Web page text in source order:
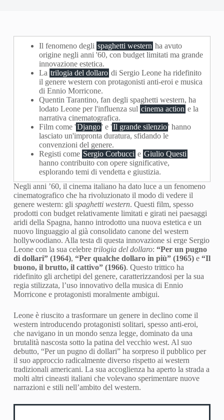
Il fenomeno degli spaghetti western ha avuto
origine negli anni '60, con budget limitati ma grande
innovazione estetica.
La trilogia del dollaro di Sergio Leone ha ridefinito
il genere western con protagonisti anti-eroi e musica
di Ennio Morricone.
Quentin Tarantino, fan degli spaghetti western, ha
lodato Leone per l'influenza sul cinema action e la
narrativa cinematografica.
Film come 'Django' e 'Il grande silenzio' hanno
lasciato un'impronta duratura, sfidando le
convenzioni del genere.
Registi come Sergio Corbucci e Giulio Questi
hanno contribuito con opere significative,
esplorando temi di vendetta e giustizia.
Negli anni ’60, il cinema italiano ha dato luce a un fenomeno
cinematografico che ha rivoluzionato il modo di vedere il
genere western: gli spaghetti western. Questi film, spesso
prodotti con budget relativamente limitati e girati nei paesaggi
aridi della Spagna, hanno introdotto una nuova estetica e un
nuovo linguaggio al già consolidato canone del western
hollywoodiano. Alla testa di questa innovazione si erge Sergio
Leone con la sua celebre trilogia del dollaro: “Per un pugno
di dollari” (1964), “Per qualche dollaro in più” (1965)e “Il
buono, il brutto, il cattivo” (1966). Questo trittico ha
ridefinito gli archetipi del genere, caratterizzandosi per la sua
regia stilizzata, l’uso innovativo della musica di Ennio
Morricone e protagonisti moralmente ambigui.
Leone è riuscito a trasformare un genere in declino come il
western introducendo protagonisti solitari, spesso anti-eroi,
che navigano in un mondo senza legge, dominato da una
brutalità nascosta sotto la patina del vecchio west. Al suo
debutto, “Per un pugno di dollari” ha sorpreso il pubblico per
il suo approccio radicalmente diverso rispetto ai western
tradizionali americani. La sua accoglienza ha aperto la strada a
molti altri cineasti italiani che volevano sperimentare nuove
narrazioni e stili nell’ambito del western.